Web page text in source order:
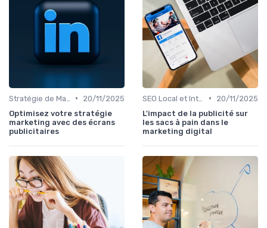
•
20/11/2025
Optimisez votre stratégie
marketing avec des écrans
publicitaires
•
20/11/2025
L'impact de la publicité sur
les sacs à pain dans le
marketing digital